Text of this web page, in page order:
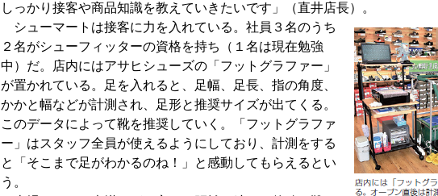
しっかり接客や商品知識を教えていきたいです」（直井店長）。
シューマートは接客に力を入れている。社員３名のうち
２名がシューフィッターの資格を持ち（１名は現在勉強
中）だ。店内にはアサヒシューズの「フットグラファー」
が置かれている。足を入れると、足幅、足長、指の角度、
かかと幅などが計測され、足形と推奨サイズが出てくる。
このデータによって靴を推奨していく。「フットグラファ
ー」はスタッフ全員が使えるようにしており、計測をする
と「そこまで足がわかるのね！」と感動してもらえるとい
う。